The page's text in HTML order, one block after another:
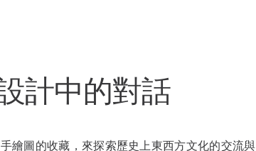
計中的對話
繪圖的收藏，來探索歷史上東西方文化的交流與